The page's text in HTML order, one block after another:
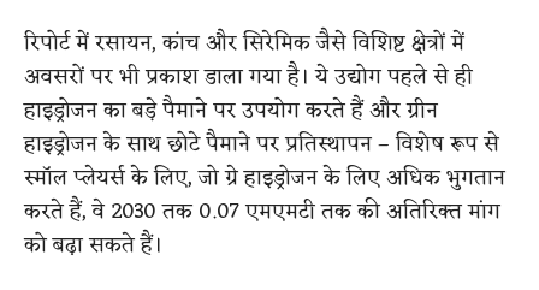
रिपोर्ट में रसायन, कांच और सिरेमिक जैसे विशिष्ट क्षेत्रों में
अवसरों पर भी प्रकाश डाला गया है। ये उद्योग पहले से ही
हाइड्रोजन का बड़े पैमाने पर उपयोग करते हैं और ग्रीन
हाइड्रोजन के साथ छोटे पैमाने पर प्रतिस्थापन – विशेष रूप से
स्मॉल प्लेयर्स के लिए, जो ग्रे हाइड्रोजन के लिए अधिक भुगतान
करते हैं, वे 2030 तक 0.07 एमएमटी तक की अतिरिक्त मांग
को बढ़ा सकते हैं।